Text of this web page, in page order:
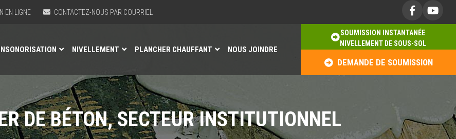
EN LIGNE CONTACTEZ-NOUS PAR COURRIEL
SOUMISSION INSTANTANÉE
NIVELLEMENT DE SOUS-SOL
DEMANDE DE SOUMISSION
NIVELLEMENT PLANCHER CHAUFFANT NOUS JOINDRE
DE BÉTON, SECTEUR INSTITUTIONNEL